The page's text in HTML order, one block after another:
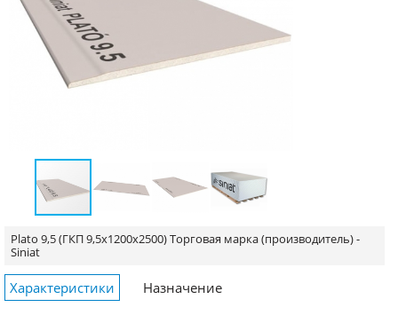
Plato 9,5 (ГКП 9,5x1200x2500)Торговая марка (производитель) -
Siniat
Характеристики Назначение